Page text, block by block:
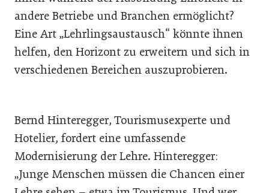
andere Betriebe und Branchen ermöglicht?
Eine Art „Lehrlingsaustausch“ könnte ihnen
helfen, den Horizont zu erweitern und sich in
verschiedenen Bereichen auszuprobieren.
Bernd Hinteregger, Tourismusexperte und
Hotelier, fordert eine umfassende
Modernisierung der Lehre. Hinteregger:
„Junge Menschen müssen die Chancen einer